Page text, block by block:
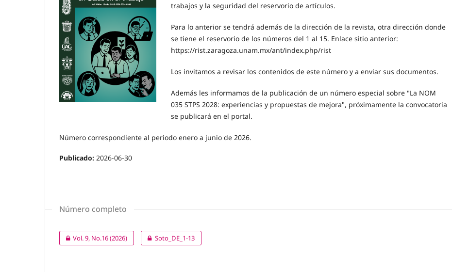
trabajos y la seguridad del reservorio de artículos.
Para lo anterior se tendrá además de la dirección de la revista, otra dirección donde
se tiene el reservorio de los números del 1 al 15. Enlace sitio anterior:
https://rist.zaragoza.unam.mx/ant/index.php/rist
Los invitamos a revisar los contenidos de este número y a enviar sus documentos.
Además les informamos de la publicación de un número especial sobre "La NOM
035 STPS 2028: experiencias y propuestas de mejora", próximamente la convocatoria
se publicará en el portal.
Número correspondiente al periodo enero a junio de 2026.
Publicado: 2026-06-30
Número completo
Vol. 9, No.16 (2026) Soto_DE_1-13